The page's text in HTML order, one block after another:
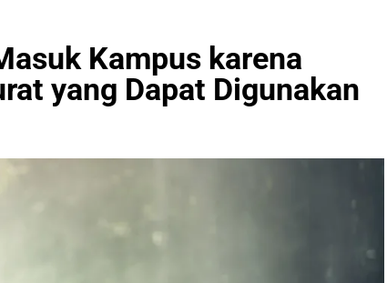
Kampus karena
yang Dapat Digunakan